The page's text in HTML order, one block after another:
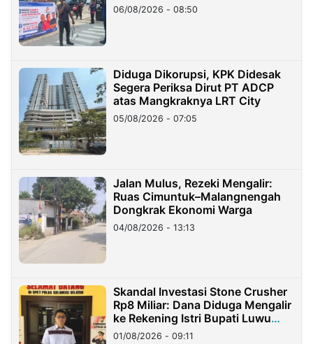
06/08/2026 - 08:50
Diduga Dikorupsi, KPK Didesak
Segera Periksa Dirut PT ADCP
atas Mangkraknya LRT City
05/08/2026 - 07:05
Jalan Mulus, Rezeki Mengalir:
Ruas Cimuntuk–Malangnengah
Dongkrak Ekonomi Warga
04/08/2026 - 13:13
Skandal Investasi Stone Crusher
Rp8 Miliar: Dana Diduga Mengalir
ke Rekening Istri Bupati Luwu
Timur
01/08/2026 - 09:11